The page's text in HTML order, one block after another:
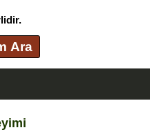
Ara